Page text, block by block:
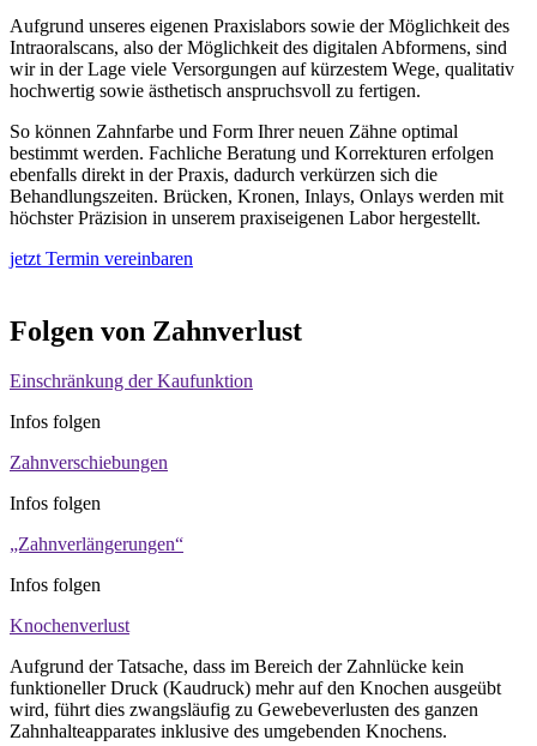
Aufgrund unseres eigenen Praxislabors sowie der Möglichkeit des
Intraoralscans, also der Möglichkeit des digitalen Abformens, sind
wir in der Lage viele Versorgungen auf kürzestem Wege, qualitativ
hochwertig sowie ästhetisch anspruchsvoll zu fertigen.
So können Zahnfarbe und Form Ihrer neuen Zähne optimal
bestimmt werden. Fachliche Beratung und Korrekturen erfolgen
ebenfalls direkt in der Praxis, dadurch verkürzen sich die
Behandlungszeiten. Brücken, Kronen, Inlays, Onlays werden mit
höchster Präzision in unserem praxiseigenen Labor hergestellt.
jetzt Termin vereinbaren
Folgen von Zahnverlust
Einschränkung der Kaufunktion
Infos folgen
Zahnverschiebungen
Infos folgen
„Zahnverlängerungen“
Infos folgen
Knochenverlust
Aufgrund der Tatsache, dass im Bereich der Zahnlücke kein
funktioneller Druck (Kaudruck) mehr auf den Knochen ausgeübt
wird, führt dies zwangsläufig zu Gewebeverlusten des ganzen
Zahnhalteapparates inklusive des umgebenden Knochens.